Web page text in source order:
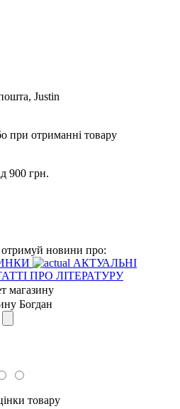
Justin
при отриманні товару
900 грн.
отримуй новини про:
АКТУАЛЬНІ
ПРО ЛІТЕРАТУРУ
магазину
Богдан
товару